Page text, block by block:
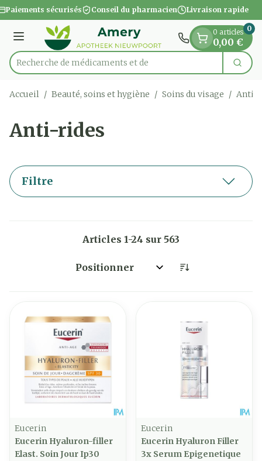
Aller au contenu
1 de 1
Paiements sécurisés Conseil du pharmacien Livraison rapide
Menu
Rechercher
Recherche de m
0 articles
0,00 €
0
Accueil / Beauté, soins et hygiène / Soins du visage / Anti-
Anti-rides
Filtre
Articles 1-24 sur 563
Trier par:
Eucerin
Eucerin Hyaluron-filler
Elast. Soin Jour Ip30
Eucerin
Eucerin Hyaluron Filler
3x Serum Epigenetique